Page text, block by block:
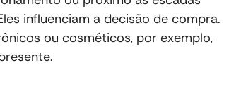
influenciam a decisão de compra.
ou cosméticos, por exemplo,